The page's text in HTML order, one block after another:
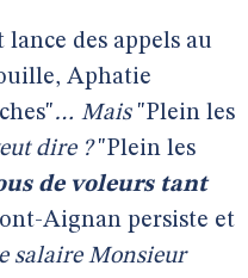
des appels au
Aphatie
… Mais "Plein les
dire ?"Plein les
de voleurs tant
Aignan persiste et
salaire Monsieur